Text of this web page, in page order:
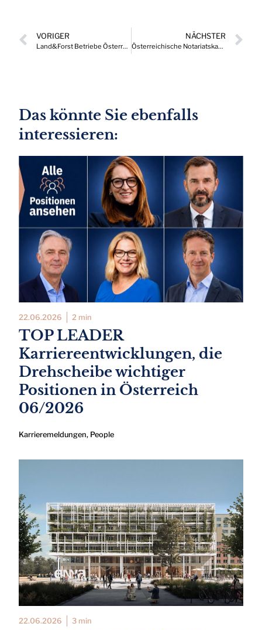
VORIGER
Land&Forst Betriebe Österreich mit neuem Generalsekretär
NÄCHSTER
Österreichische Notariatskammer bestellt neuen Generalsekretär
Das könnte Sie ebenfalls
interessieren:
22.06.2026 2 min
TOP LEADER
Karriereentwicklungen, die
Drehscheibe wichtiger
Positionen in Österreich
06/2026
Karrieremeldungen, People
22.06.2026 3 min